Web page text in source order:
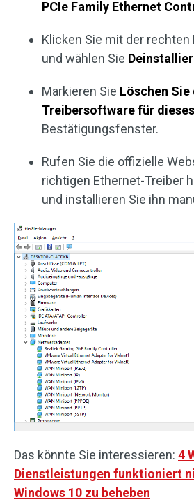
PCIe Family Ethernet
Klicken Sie mit der
und wählen Sie
Markieren Sie Löschen Sie
Treibersoftware für
Bestätigungsfenster.
Rufen Sie die offizielle
richtigen Ethernet-Treiber
und installieren Sie ihn
Das könnte Sie interessieren: 4
Dienstleistungen funktioniert
Windows 10 zu beheben